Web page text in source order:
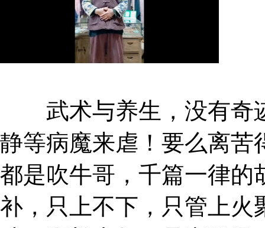
武术与养生，没有奇
静等病魔来虐！要么离苦
都是吹牛哥，千篇一律的
补，只上不下，只管上火